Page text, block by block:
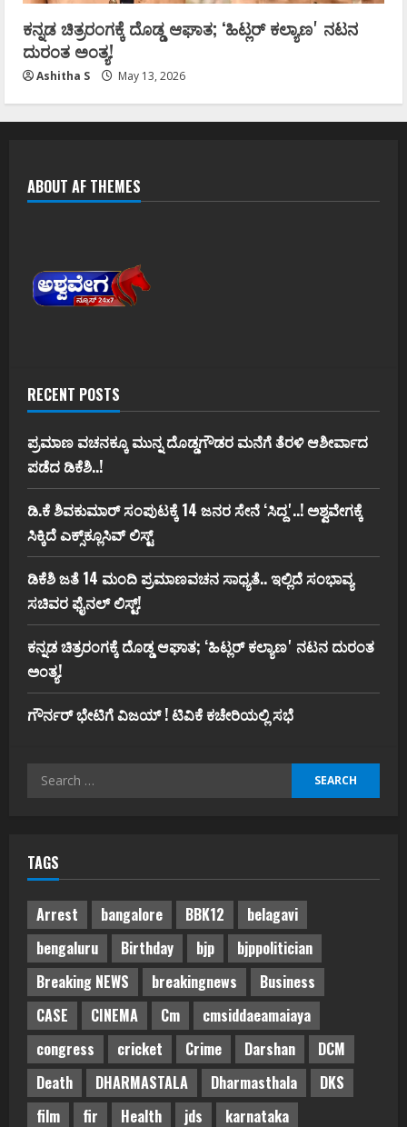
ಕನ್ನಡ ಚಿತ್ರರಂಗಕ್ಕೆ ದೊಡ್ಡ ಆಘಾತ; ʻಹಿಟ್ಲರ್ ಕಲ್ಯಾಣʼ ನಟನ
ದುರಂತ ಅಂತ್ಯ!
Ashitha S May 13, 2026
ABOUT AF THEMES
RECENT POSTS
ಪ್ರಮಾಣ ವಚನಕ್ಕೂ ಮುನ್ನ ದೊಡ್ಡಗೌಡರ ಮನೆಗೆ ತೆರಳಿ ಆಶೀರ್ವಾದ
ಪಡೆದ ಡಿಕೆಶಿ..!
ಡಿ.ಕೆ ಶಿವಕುಮಾರ್‌ ಸಂಪುಟಕ್ಕೆ 14 ಜನರ ಸೇನೆ ʻಸಿದ್ದʼ..! ಅಶ್ವವೇಗಕ್ಕೆ
ಸಿಕ್ಕಿದೆ ಎಕ್ಸ್‌ಕ್ಲೂಸಿವ್‌ ಲಿಸ್ಟ್‌
ಡಿಕೆಶಿ ಜತೆ 14 ಮಂದಿ ಪ್ರಮಾಣವಚನ ಸಾಧ್ಯತೆ.. ಇಲ್ಲಿದೆ ಸಂಭಾವ್ಯ
ಸಚಿವರ ಫೈನಲ್ ಲಿಸ್ಟ್‌!
ಕನ್ನಡ ಚಿತ್ರರಂಗಕ್ಕೆ ದೊಡ್ಡ ಆಘಾತ; ʻಹಿಟ್ಲರ್ ಕಲ್ಯಾಣʼ ನಟನ ದುರಂತ
ಅಂತ್ಯ!
ಗೌರ್ನರ್‌ ಭೇಟಿಗೆ ವಿಜಯ್‌ ! ಟಿವಿಕೆ ಕಚೇರಿಯಲ್ಲಿ ಸಭೆ
Search
TAGS
Arrest bangalore BBK12
belagavi
bengaluru
Birthday bjp
bjppolitician
Breaking NEWS
breakingnews
Business
CASE
CINEMA Cm
cmsiddaeamaiaya
congress
cricket Crime Darshan
DCM
Death
DHARMASTALA Dharmasthala
DKS
film
fir Health jds karnataka